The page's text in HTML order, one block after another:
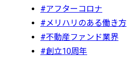
#アフターコロナ
#メリハリのある働き方
#不動産ファンド業界
#創立10周年